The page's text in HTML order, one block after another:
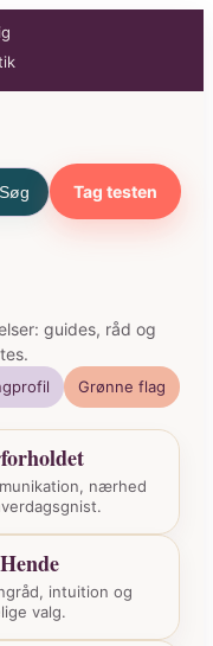
Søg Tag testen
guides, råd og
Grønne flag
nærhed
intuition og
valg.